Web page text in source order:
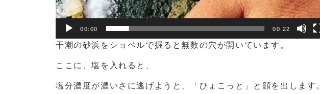
00:00 00:22
干潮の砂浜をショベルで掘ると無数の穴が開いています。
ここに、塩を入れると、
塩分濃度が濃いさに逃げようと、「ひょこっと」と顔を出します。